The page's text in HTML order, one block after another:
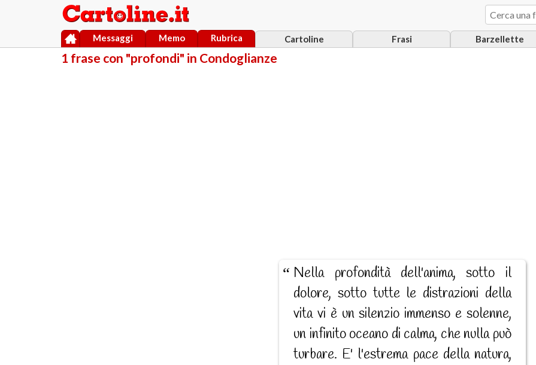
Cartoline Frasi Barzellette
Messaggi Memo Rubrica
1 frase con "profondi" in Condoglianze
Nella profondità dell'anima, sotto il
dolore, sotto tutte le distrazioni della
vita vi è un silenzio immenso e solenne,
un infinito oceano di calma, che nulla può
turbare. E' l'estrema pace della natura,